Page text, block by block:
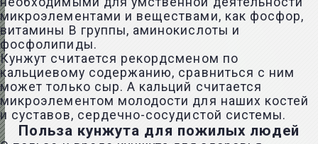
микроэлементами и веществами, как фосфор,
витамины В группы, аминокислоты и
фосфолипиды.
Кунжут считается рекордсменом по
кальциевому содержанию, сравниться с ним
может только сыр. А кальций считается
микроэлементом молодости для наших костей
и суставов, сердечно-сосудистой системы.
Польза кунжута для пожилых людей